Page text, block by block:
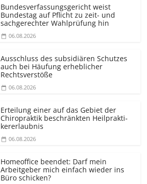
Bundesver­fassungsgericht weist
Bundestag auf Pflicht zu zeit- und
sachgerechter Wahlprüfung hin
06.08.2026
Ausschluss des subsidiären Schutzes
auch bei Häufung erheblicher
Rechtsverstöße
06.08.2026
Erteilung einer auf das Gebiet der
Chiropraktik beschränkten Heilprakti­
kererlaubnis
06.08.2026
Homeoffice beendet: Darf mein
Arbeitgeber mich einfach wieder ins
Büro schicken?